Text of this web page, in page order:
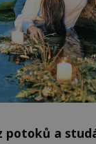
potoků a